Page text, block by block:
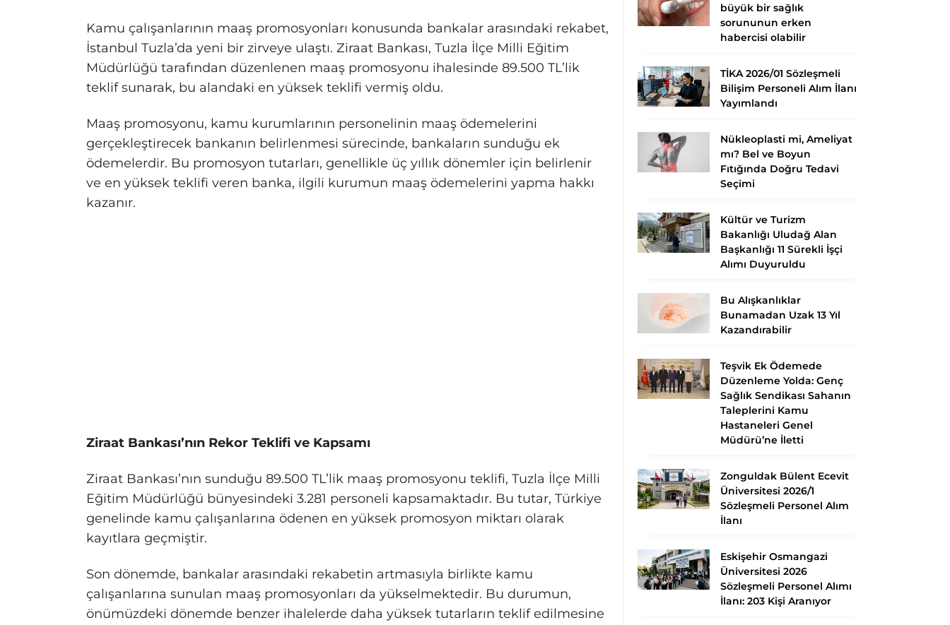
Kamu çalışanlarının maaş promosyonları konusunda bankalar arasındaki rekabet,
İstanbul Tuzla’da yeni bir zirveye ulaştı. Ziraat Bankası, Tuzla İlçe Milli Eğitim
Müdürlüğü tarafından düzenlenen maaş promosyonu ihalesinde 89.500 TL’lik
teklif sunarak, bu alandaki en yüksek teklifi vermiş oldu.
Maaş promosyonu, kamu kurumlarının personelinin maaş ödemelerini
gerçekleştirecek bankanın belirlenmesi sürecinde, bankaların sunduğu ek
ödemelerdir. Bu promosyon tutarları, genellikle üç yıllık dönemler için belirlenir
ve en yüksek teklifi veren banka, ilgili kurumun maaş ödemelerini yapma hakkı
kazanır.
Ziraat Bankası’nın Rekor Teklifi ve Kapsamı
Ziraat Bankası’nın sunduğu 89.500 TL’lik maaş promosyonu teklifi, Tuzla İlçe Milli
Eğitim Müdürlüğü bünyesindeki 3.281 personeli kapsamaktadır. Bu tutar, Türkiye
genelinde kamu çalışanlarına ödenen en yüksek promosyon miktarı olarak
kayıtlara geçmiştir.
Son dönemde, bankalar arasındaki rekabetin artmasıyla birlikte kamu
çalışanlarına sunulan maaş promosyonları da yükselmektedir. Bu durumun,
önümüzdeki dönemde benzer ihalelerde daha yüksek tutarların teklif edilmesine
büyük bir sağlık
sorununun erken
habercisi olabilir
TİKA 2026/01 Sözleşmeli
Bilişim Personeli Alım İlanı
Yayımlandı
Nükleoplasti mi, Ameliyat
mı? Bel ve Boyun
Fıtığında Doğru Tedavi
Seçimi
Kültür ve Turizm
Bakanlığı Uludağ Alan
Başkanlığı 11 Sürekli İşçi
Alımı Duyuruldu
Bu Alışkanlıklar
Bunamadan Uzak 13 Yıl
Kazandırabilir
Teşvik Ek Ödemede
Düzenleme Yolda: Genç
Sağlık Sendikası Sahanın
Taleplerini Kamu
Hastaneleri Genel
Müdürü’ne İletti
Zonguldak Bülent Ecevit
Üniversitesi 2026/1
Sözleşmeli Personel Alım
İlanı
Eskişehir Osmangazi
Üniversitesi 2026
Sözleşmeli Personel Alımı
İlanı: 203 Kişi Aranıyor